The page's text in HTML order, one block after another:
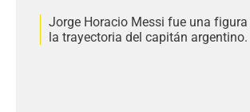
Jorge Horacio Messi fue una figura
la trayectoria del capitán argentino.